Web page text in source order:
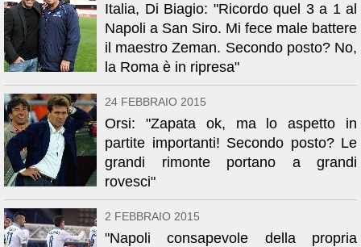
Italia, Di Biagio: "Ricordo quel 3 a 1 al
Napoli a San Siro. Mi fece male battere
il maestro Zeman. Secondo posto? No,
la Roma è in ripresa"
24 FEBBRAIO 2015
Orsi: "Zapata ok, ma lo aspetto in
partite importanti! Secondo posto? Le
grandi rimonte portano a grandi
rovesci"
2 FEBBRAIO 2015
"Napoli consapevole della propria